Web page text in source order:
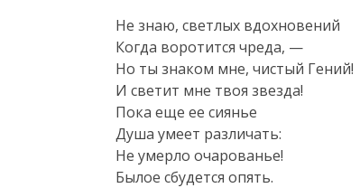
Не знаю, светлых вдохновений
Когда воротится чреда, —
Но ты знаком мне, чистый Гений!
И светит мне твоя звезда!
Пока еще ее сиянье
Душа умеет различать:
Не умерло очарованье!
Былое сбудется опять.